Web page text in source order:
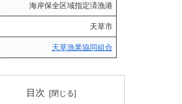
海岸保全区域指定済漁港
天草市
天草漁業協同組合
目次